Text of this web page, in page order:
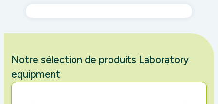
Notre sélection de produits Laboratory
equipment